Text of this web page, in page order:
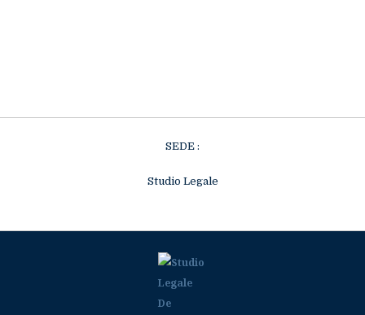
SEDE :
Studio Legale